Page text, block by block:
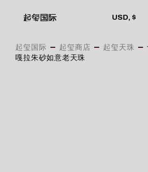
起玺国际 USD, $
起玺国际 起玺商店 起玺天珠
嘎拉朱砂如意老天珠